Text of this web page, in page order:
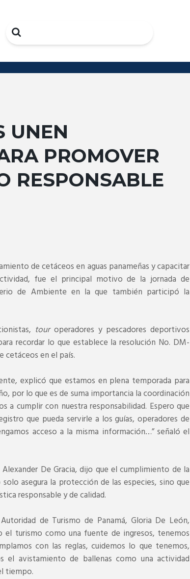
Search
UNEN
PROMOVER
RESPONSABLE
de cetáceos en aguas panameñas y capacitar
fue el principal motivo de la jornada de
de Ambiente en la que también participó la
touroperadores y pescadores deportivos
recordar lo que establece la resolución No. DM-
cetáceos en el país.
explicó que estamos en plena temporada para
por lo que es de suma importancia la coordinación
a cumplir con nuestra responsabilidad. Espero que
que pueda servirle a los guías, operadores de
acceso a la misma información…” señaló el
De Gracia, dijo que el cumplimiento de la
asegura la protección de las especies, sino que
responsable y de calidad.
de Turismo de Panamá, Gloria De León,
el turismo como una fuente de ingresos, tenemos
con las reglas, cuidemos lo que tenemos,
el avistamiento de ballenas como una actividad
tiempo.